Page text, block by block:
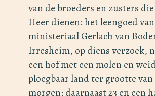
van de broeders en zusters
Heer dienen: het leengoed
ministeriaal Gerlach van
Irresheim, op diens verzoek,
een hof met een molen en
ploegbaar land ter grootte
morgen; daarnaast 23 en een